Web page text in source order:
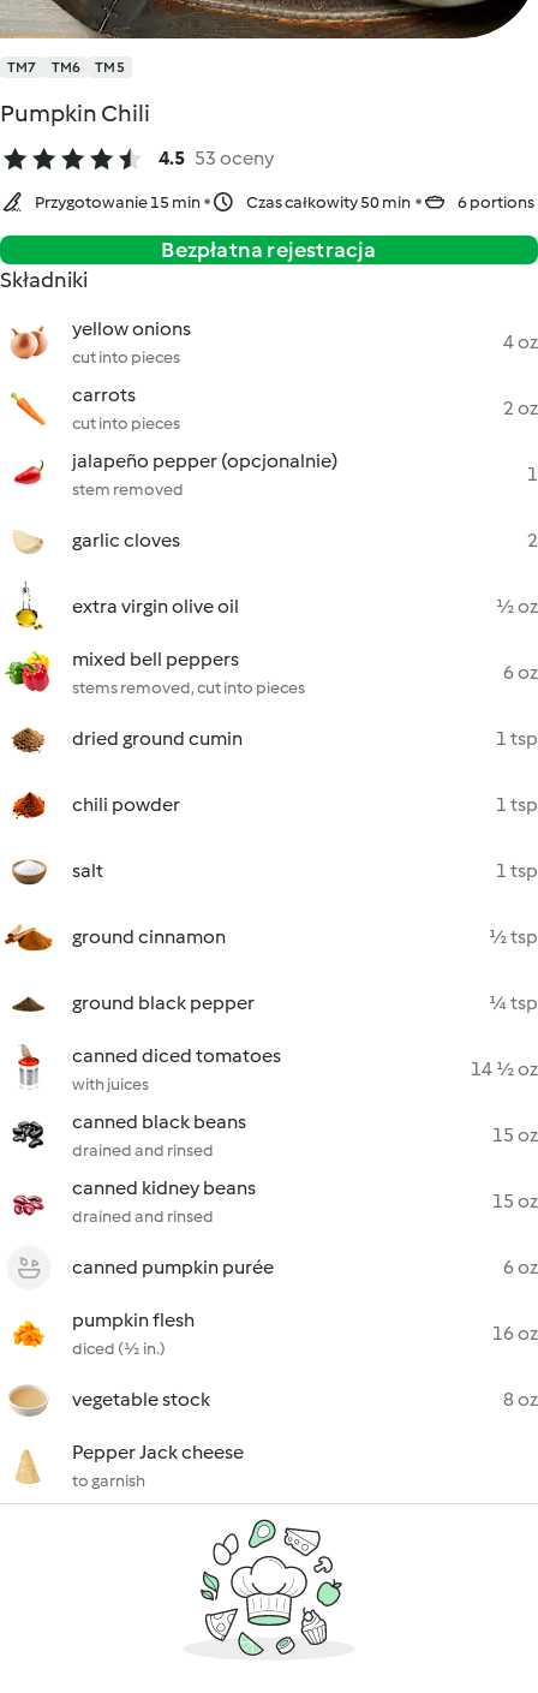
TM7 TM6 TM5
Pumpkin Chili
4.5 53 oceny
Przygotowanie 15 min Czas całkowity 50 min 6 portions
Bezpłatna rejestracja
Składniki
yellow onions
cut into pieces
4 oz
carrots
cut into pieces
2 oz
jalapeño pepper (opcjonalnie)
stem removed
1
garlic cloves 2
extra virgin olive oil ½ oz
mixed bell peppers
stems removed, cut into pieces
6 oz
dried ground cumin 1 tsp
chili powder 1 tsp
salt 1 tsp
ground cinnamon ½ tsp
ground black pepper ¼ tsp
canned diced tomatoes
with juices
14 ½ oz
canned black beans
drained and rinsed
15 oz
canned kidney beans
drained and rinsed
15 oz
canned pumpkin purée 6 oz
pumpkin flesh
diced (½ in.)
16 oz
vegetable stock 8 oz
Pepper Jack cheese
to garnish